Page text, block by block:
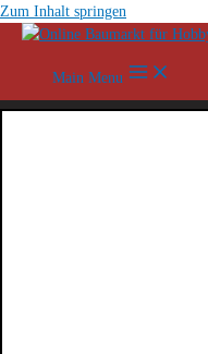
Zum Inhalt springen
Main Menu